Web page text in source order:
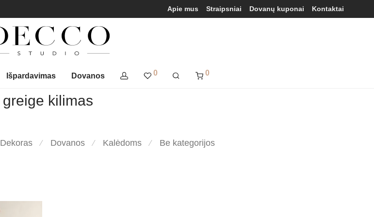
Apie mus Straipsniai Dovanų kuponai Kontaktai
Išpardavimas Dovanos 0 0
greige kilimas
Dekoras ⁄ Dovanos ⁄ Kalėdoms ⁄ Be kategorijos